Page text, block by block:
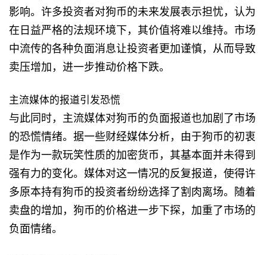
影响。许多投资者对狗币的未来发展表示担忧，认为
在日益严格的法规环境下，其价值将难以维持。市场
中流传的各种负面消息让投资者更加谨慎，从而导致
卖压增加，进一步推动价格下跌。
主流媒体的报道引发恐慌
与此同时，主流媒体对狗币的负面报道也加剧了市场
的恐慌情绪。据一些财经媒体分析，由于狗币的初衷
是作为一款玩笑性质的加密货币，其基本面并未得到
强有力的变化。媒体对这一情况的反复报道，使得许
多原本持有狗币的投资者纷纷选择了割肉离场。随着
卖盘的增加，狗币的价格进一步下探，加重了市场的
负面情绪。